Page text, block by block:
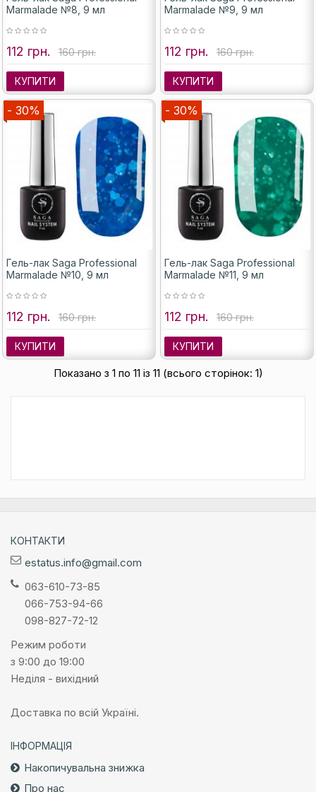
Marmalade №8, 9 мл
112 грн. 160 грн.
КУПИТИ
Marmalade №9, 9 мл
112 грн. 160 грн.
КУПИТИ
- 30%
Гель-лак Saga Professional
Marmalade №10, 9 мл
112 грн. 160 грн.
КУПИТИ
- 30%
Гель-лак Saga Professional
Marmalade №11, 9 мл
112 грн. 160 грн.
КУПИТИ
Показано з 1 по 11 із 11 (всього сторінок: 1)
КОНТАКТИ
estatus.info@gmail.com
063-610-73-85
066-753-94-66
098-827-72-12
Режим роботи
з 9:00 до 19:00
Неділя - вихідний
Доставка по всій Україні.
ІНФОРМАЦІЯ
Накопичувальна знижка
Про нас